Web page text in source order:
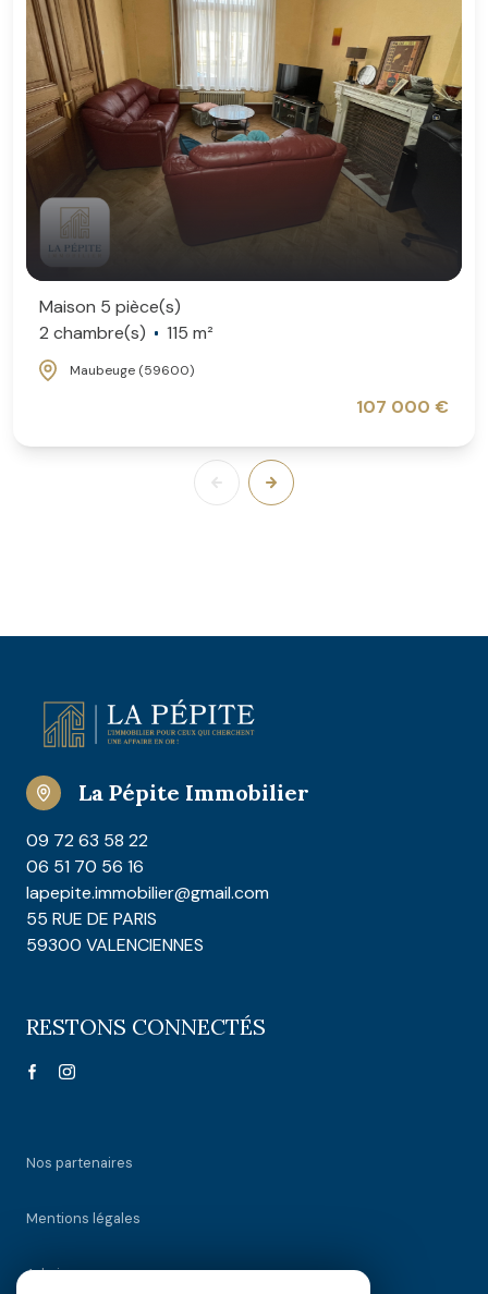
Maison 5 pièce(s)
2 chambre(s)
115 m²
Maubeuge (59600)
107 000 €
La Pépite Immobilier
09 72 63 58 22
06 51 70 56 16
lapepite.immobilier@gmail.com
55 RUE DE PARIS
59300 VALENCIENNES
RESTONS CONNECTÉS
Nos partenaires
Mentions légales
Admin